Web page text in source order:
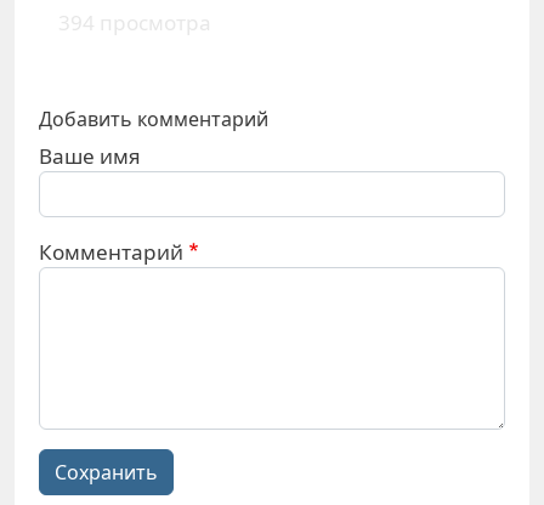
394 просмотра
Добавить комментарий
Ваше имя
Комментарий
Сохранить